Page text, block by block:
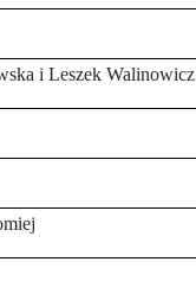
i Leszek Walinowicz